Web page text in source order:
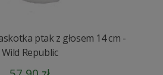
ptak z głosem 14 cm -
Wild Republic